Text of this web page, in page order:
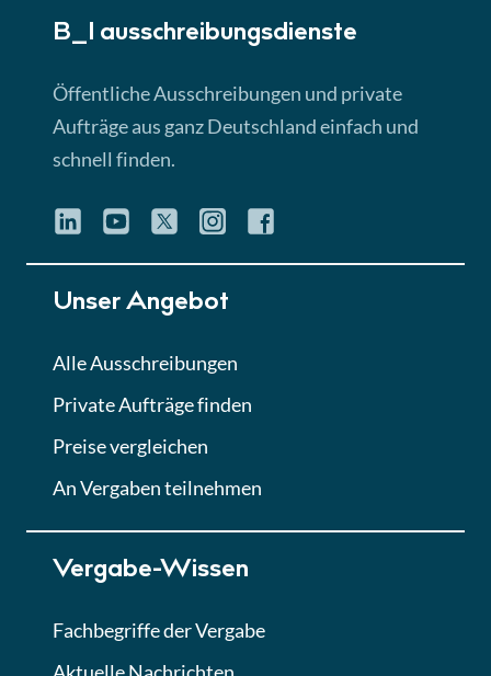
Lektion 3
► 4:31 Min
Quiz
Eignung im Vergabeverfahren
Lektion 6
Abgabe von Angeboten
Lektion
Lektion 7
Finales Quiz
B_I ausschreibungs­dienste
Öffentliche Ausschreibungen und private
Aufträge aus ganz Deutschland einfach und
schnell finden.
Unser Angebot
Alle Ausschreibungen
Private Aufträge finden
Preise vergleichen
An Vergaben teilnehmen
Vergabe-Wissen
Fachbegriffe der Vergabe